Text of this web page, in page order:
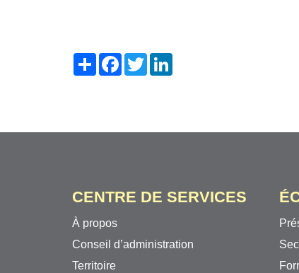
ShareFacebook
Twitter
CENTRE DE SERVICES
À propos
Conseil d’administration
Territoire